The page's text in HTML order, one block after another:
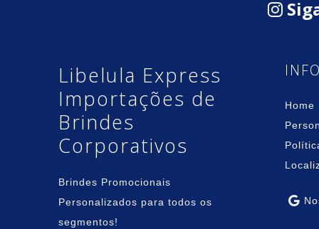
Libelula Express
Importações de
Brindes
Corporativos
Brindes Promocionais
Personalizados para todos os
segmentos!
Home